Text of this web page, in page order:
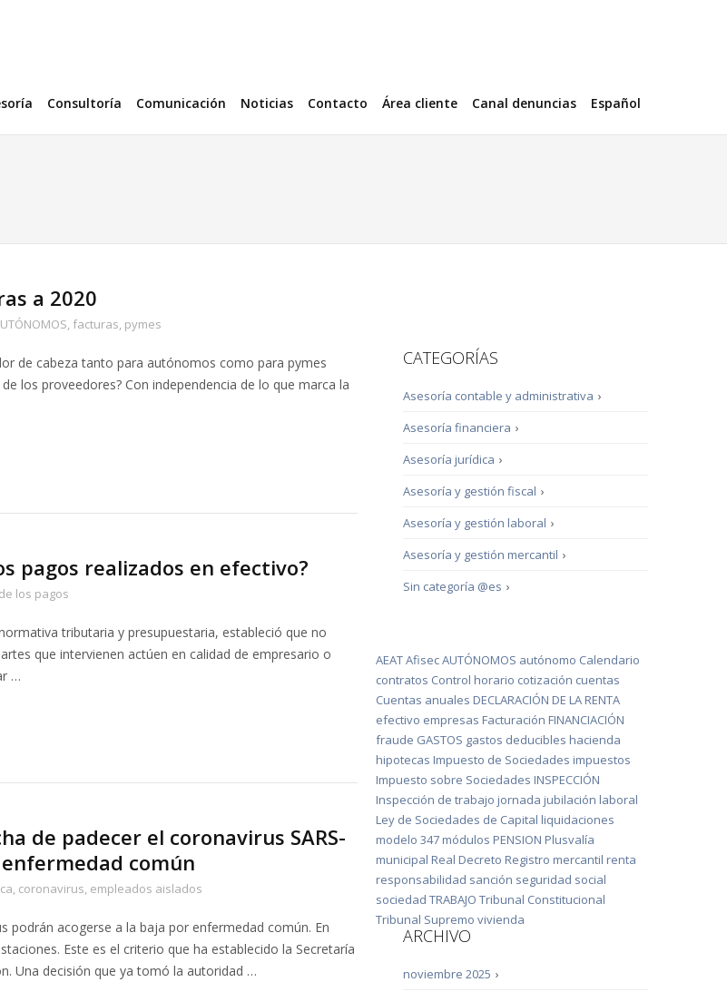
Consultoría Comunicación Noticias Contacto Área cliente Canal denuncias Español
a 2020
, facturas, pymes
de cabeza tanto para autónomos como para pymes
los proveedores? Con independencia de lo que marca la
pagos realizados en efectivo?
los pagos
tributaria y presupuestaria, estableció que no
que intervienen actúen en calidad de empresario o
…
de padecer el coronavirus SARS-
común
, coronavirus, empleados aislados
acogerse a la baja por enfermedad común. En
Este es el criterio que ha establecido la Secretaría
Una decisión que ya tomó la autoridad …
CATEGORÍAS
›
Asesoría contable y administrativa
›
Asesoría financiera
›
Asesoría jurídica
›
Asesoría y gestión fiscal
›
Asesoría y gestión laboral
›
Asesoría y gestión mercantil
›
Sin categoría @es
AEATAfisecAUTÓNOMOS autónomo Calendario
contratos Control horario cotización cuentas
Cuentas anuales DECLARACIÓN DE LA RENTA
efectivo empresas Facturación FINANCIACIÓN
fraude GASTOS gastos deducibles hacienda
hipotecas Impuesto de Sociedades impuestos
Impuesto sobre Sociedades INSPECCIÓN
Inspección de trabajo jornada jubilación laboral
Ley de Sociedades de Capital liquidaciones
modelo 347 módulos PENSION Plusvalía
municipal Real Decreto Registro mercantil renta
responsabilidad sanción seguridad social
sociedad TRABAJO Tribunal Constitucional
Tribunal Supremo vivienda
ARCHIVO
›
noviembre 2025